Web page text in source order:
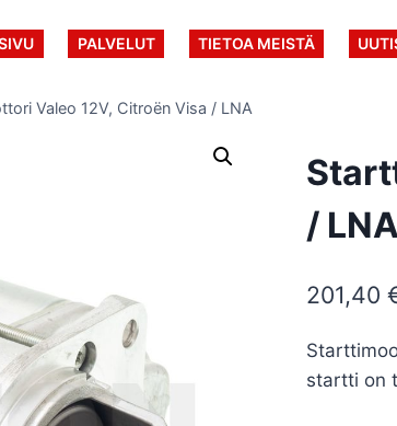
PALVELUT TIETOA MEISTÄ
Valeo 12V, Citroën Visa / LNA
/ LNA
201,40
startti on